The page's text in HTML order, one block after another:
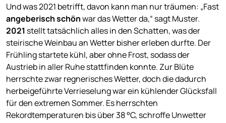
Und was 2021 betrifft, davon kann man nur träumen: „Fast
angeberisch schönwar das Wetter da,“ sagt Muster.
2021 stellt tatsächlich alles in den Schatten, was der
steirische Weinbau an Wetter bisher erleben durfte. Der
Frühling startete kühl, aber ohne Frost, sodass der
Austrieb in aller Ruhe stattfinden konnte. Zur Blüte
herrschte zwar regnerisches Wetter, doch die dadurch
herbeigeführte Verrieselung war ein kühlender Glücksfall
für den extremen Sommer. Es herrschten
Rekordtemperaturen bis über 38 °C, schroffe Unwetter